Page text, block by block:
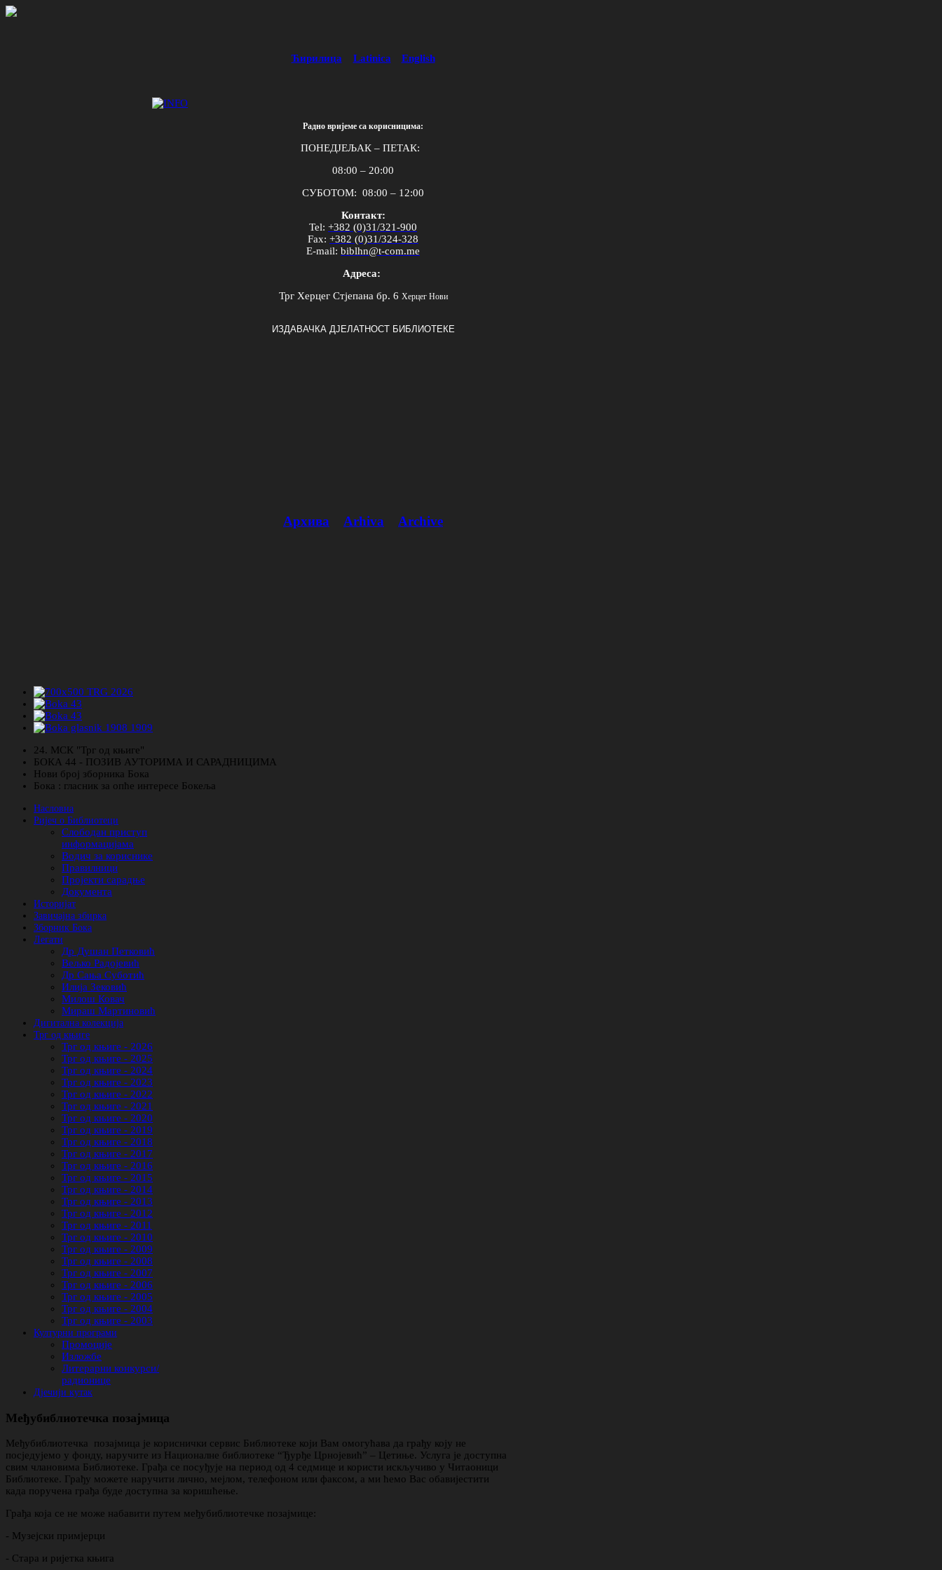
Ћирилица Latinica English
Радно вријеме са корисницима:
ПОНЕДЈЕЉАК – ПЕТАК:
08:00 – 20:00
СУБОТОМ: 08:00 – 12:00
Контакт:
Tel: +382 (0)31/321-900
Fax: +382 (0)31/324-328
E-mail: biblhn@t-com.me
Адреса:
Трг Херцег Стјепана бр. 6 Херцег Нови
ИЗДАВАЧКА ДЈЕЛАТНОСТ БИБЛИОТЕКЕ
Архива Arhiva Archive
24. МСК "Трг од књиге"
БОКА 44 - ПОЗИВ АУТОРИМА И САРАДНИЦИМА
Нови број зборника Бока
Бока : гласник за опће интересе Бокеља
Насловна
Ријеч о Библиотеци
Слободан приступ
информацијама
Водич за кориснике
Правилници
Пројекти сарадње
Документа
Историјат
Завичајна збирка
Зборник Бока
Легати
Др Душан Петковић
Вељко Радојевић
Др Сања Суботић
Илија Зековић
Милош Ковач
Мираш Мартиновић
Дигитална колекција
Трг од књиге
Трг од књиге - 2026
Трг од књиге - 2025
Трг од књиге - 2024
Трг од књиге - 2023
Трг од књиге - 2022
Трг од књиге - 2021
Трг од књиге - 2020
Трг од књиге - 2019
Трг од књиге - 2018
Трг од књиге - 2017
Трг од књиге - 2016
Трг од књиге - 2015
Трг од књиге - 2014
Трг од књиге - 2013
Трг од књиге - 2012
Трг од књиге - 2011
Трг од књиге - 2010
Трг од књиге - 2009
Трг од књиге - 2008
Трг од књиге - 2007
Трг од књиге - 2006
Трг од књиге - 2005
Трг од књиге - 2004
Трг од књиге - 2003
Културни програми
Промоције
Изложбе
Литерарни конкурси/
радионице
Дјечији кутак
Међубиблиотечка позајмица
Међубиблиотечка позајмица је кориснички сервис Библиотеке који Вам омогућава да грађу коју не
посједујемо у фонду, наручите из Националне библиотеке “Ђурђе Црнојевић” – Цетиње. Услуга је доступна
свим члановима Библиотеке. Грађа се посуђује на период од 4 седмице и користи искључиво у Читаоници
Библиотеке. Грађу можете наручити лично, мејлом, телефоном или факсом, а ми ћемо Вас обавијестити
када поручена грађа буде доступна за коришћење.
Грађа која се не може набавити путем међубиблиотечке позајмице:
- Музејски примјерци
- Стара и ријетка књига